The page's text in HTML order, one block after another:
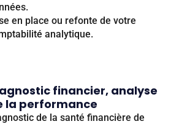
en place ou refonte de votre
analytique.
financier, analyse
la performance
de la santé financière de